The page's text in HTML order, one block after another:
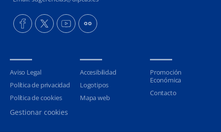
Aviso Legal
Política de privacidad
Política de cookies
Gestionar cookies
Accesibilidad
Logotipos
Mapa web
Promoción
Económica
Contacto